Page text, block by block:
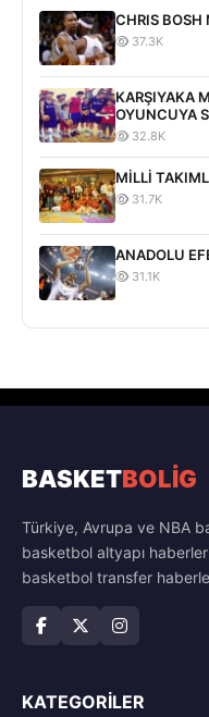
CHRIS BOSH
37.3K
KARŞIYAKA
OYUNCUYA
32.8K
MİLLİ
31.7K
ANADOLU
31.1K
BASKETBOLİG
Türkiye, Avrupa ve NBA
basketbol altyapı
basketbol transfer
KATEGORILER